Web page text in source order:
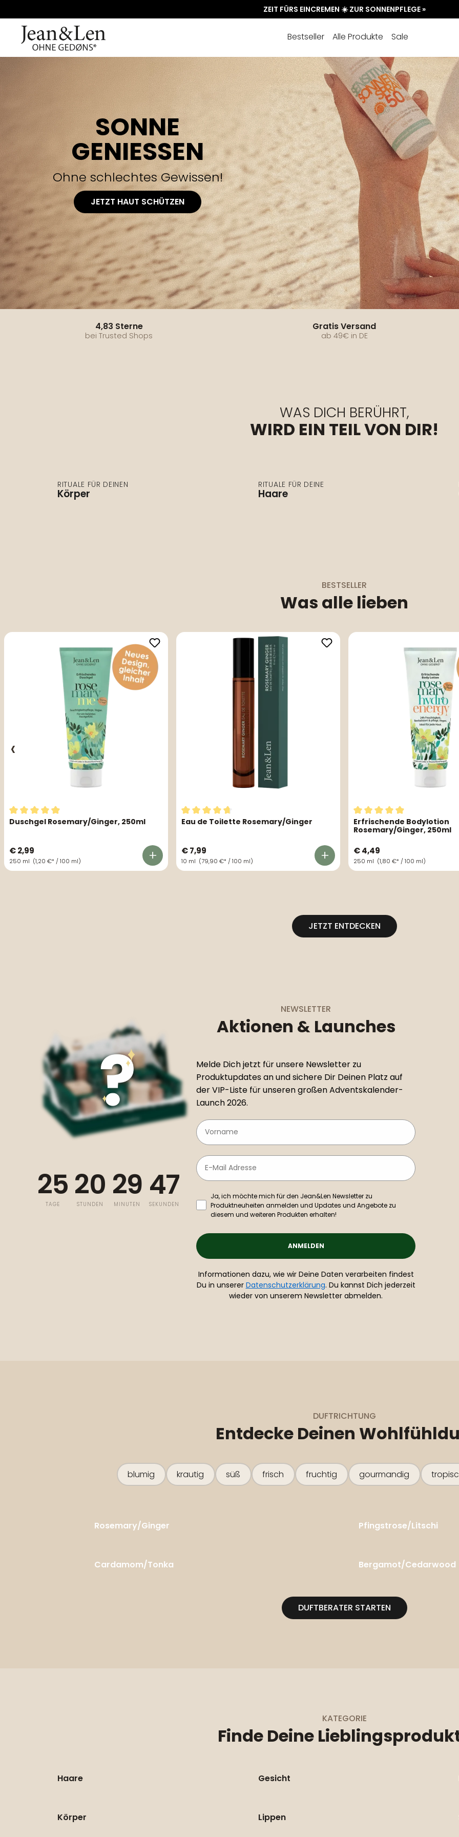
ZEIT FÜRS EINCREMEN ☀️ ZUR SONNENPFLEGE »
Bestseller Alle Produkte Sale
SONNE
GENIESSEN
Ohne schlechtes Gewissen!
JETZT HAUT SCHÜTZEN
4,83 Sterne
bei Trusted Shops
Gratis Versand
ab 49€ in DE
WAS DICH BERÜHRT,
WIRD EIN TEIL VON DIR!
RITUALE FÜR DEINEN
Körper
RITUALE FÜR DEINE
Haare
BESTSELLER
Was alle lieben
Durchschnittliche Bewertung von 4.93 von 5 Sternen
Duschgel Rosemary/Ginger, 250ml
€ 2,99
250 ml (1,20 €* / 100 ml)
Durchschnittliche Bewertung von 4.81 von 5 Sternen
Eau de Toilette Rosemary/Ginger
€ 7,99
10 ml (79,90 €* / 100 ml)
Durchschnittliche
Erfrischende Bodylotion
Rosemary/Ginger, 250ml
€ 4,49
250 ml (1,80 €* / 100 ml)
JETZT ENTDECKEN
25
TAGE
20
STUNDEN
29
MINUTEN
46
SEKUNDEN
NEWSLETTER
Aktionen & Launches
Melde Dich jetzt für unsere Newsletter zu
Produktupdates an und sichere Dir Deinen Platz auf
der VIP-Liste für unseren großen Adventskalender-
Launch 2026.
Vorname
Email
Ja, ich möchte mich für den Jean&Len Newsletter zu
Produktneuheiten anmelden und Updates und Angebote zu
diesem und weiteren Produkten erhalten!
ANMELDEN
Informationen dazu, wie wir Deine Daten verarbeiten findest
Du in unserer Datenschutzerklärung. Du kannst Dich jederzeit
wieder von unserem Newsletter abmelden.
DUFTRICHTUNG
Entdecke Deinen
blumig krautig süß frisch fruchtig gourmandig
Rosemary/Ginger Pfingstrose/Litschi
Cardamom/Tonka Bergamot/Cedarwood
DUFTBERATER STARTEN
KATEGORIE
Finde Deine
Haare Gesicht
Körper Lippen